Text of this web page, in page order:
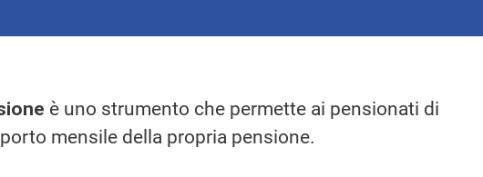
è uno strumento che permette ai pensionati di
mensile della propria pensione.